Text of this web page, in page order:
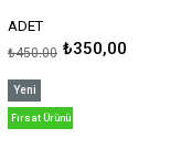
ADET
₺350,00
₺450,00
Yeni
Ürün
Fırsat Ürünü